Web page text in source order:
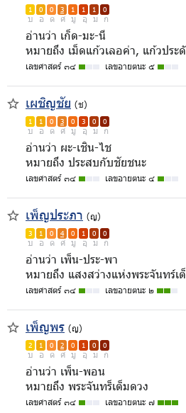
1 0 0 3 1 1 1 0
บ อ ด ศ มู อุ ม ก
อ่านว่า เก็ด-มะ-นี
หมายถึง เม็ดแก้วเลอค่า, แก้วประ
เลขศาสตร์ ๓๔ เลขอายตนะ ๕
เผชิญชัย (ช)
1 1 0 3 0 3 0 0
บ อ ด ศ มู อุ ม ก
อ่านว่า ผะ-เชิน-ไช
หมายถึง ประสบกับชัยชนะ
เลขศาสตร์ ๓๔ เลขอายตนะ ๔
เพ็ญประภา (ญ)
3 1 0 4 0 1 0 0
บ อ ด ศ มู อุ ม ก
อ่านว่า เพ็น-ประ-พา
หมายถึง แสงสว่างแห่งพระจันทร์เ
เลขศาสตร์ ๓๔ เลขอายตนะ ๒
เพ็ญพร (ญ)
2 1 0 2 0 1 0 0
บ อ ด ศ มู อุ ม ก
อ่านว่า เพ็น-พอน
หมายถึง พระจันทร็เต็มดวง
เลขศาสตร์ ๓๔ เลขอายตนะ ๗